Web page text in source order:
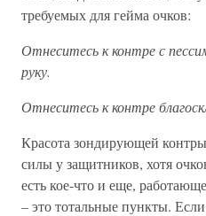
требуемых для гейма очков:
Отнеситесь к контре с
руку.
Отнеситесь к контре
Красота зондирующей
силы у защитников, хотя
есть кое-что и еще,
– это тотальные пункты.